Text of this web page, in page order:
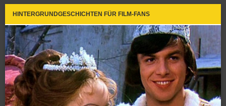
HINTERGRUNDGESCHICHTEN FÜR FILM-FANS